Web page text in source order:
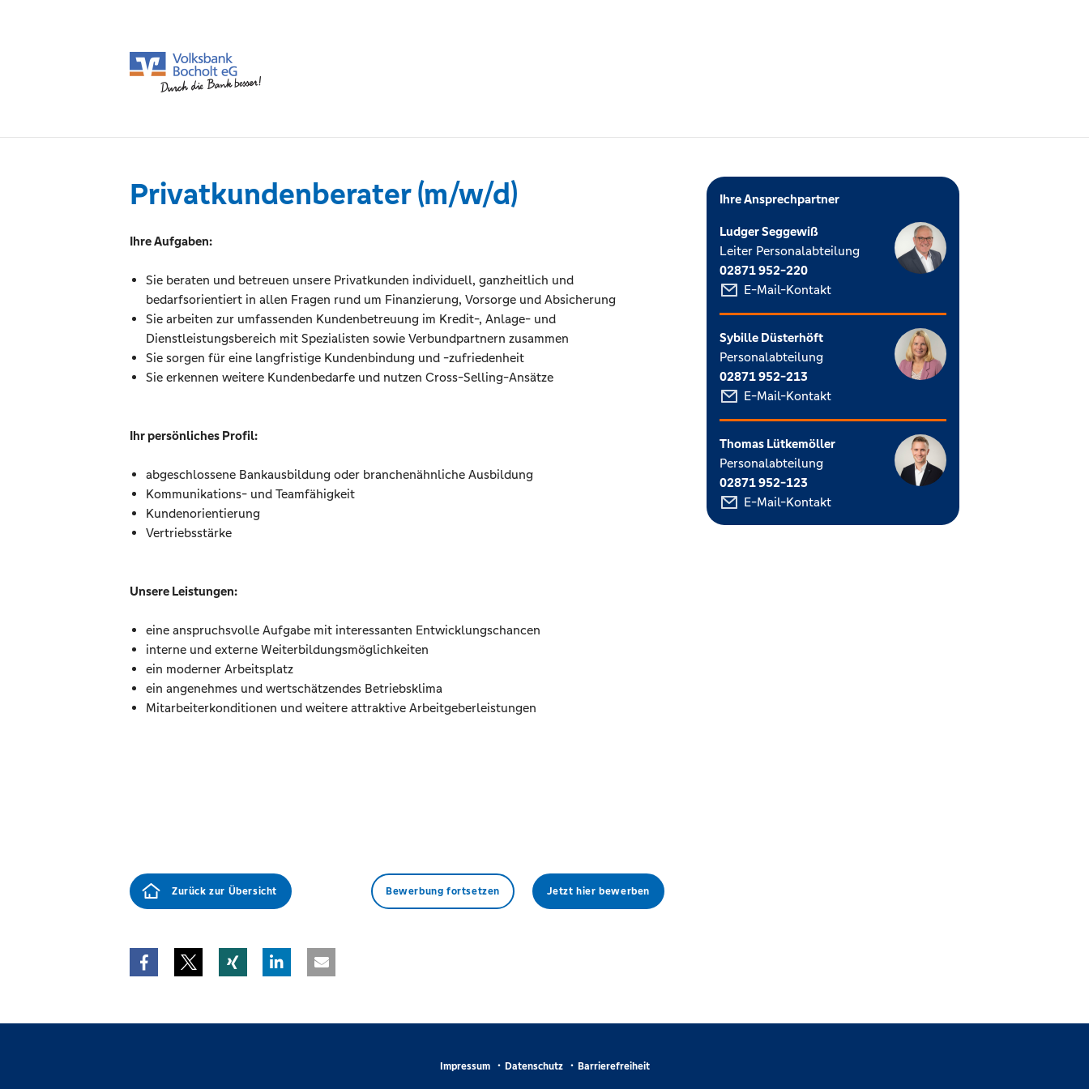
Ihre Ansprechpartner
Ludger Seggewiß
Leiter Personalabteilung
02871 952-220
E-Mail-Kontakt
Sybille Düsterhöft
Personalabteilung
02871 952-213
E-Mail-Kontakt
Thomas Lütkemöller
Personalabteilung
02871 952-123
E-Mail-Kontakt
Privatkundenberater (m/w/d)
Ihre Aufgaben:
Sie beraten und betreuen unsere Privatkunden individuell, ganzheitlich und
bedarfsorientiert in allen Fragen rund um Finanzierung, Vorsorge und Absicherung
Sie arbeiten zur umfassenden Kundenbetreuung im Kredit-, Anlage- und
Dienstleistungsbereich mit Spezialisten sowie Verbundpartnern zusammen
Sie sorgen für eine langfristige Kundenbindung und -zufriedenheit
Sie erkennen weitere Kundenbedarfe und nutzen Cross-Selling-Ansätze
Ihr persönliches Profil:
abgeschlossene Bankausbildung oder branchenähnliche Ausbildung
Kommunikations- und Teamfähigkeit
Kundenorientierung
Vertriebsstärke
Unsere Leistungen:
eine anspruchsvolle Aufgabe mit interessanten Entwicklungschancen
interne und externe Weiterbildungsmöglichkeiten
ein moderner Arbeitsplatz
ein angenehmes und wertschätzendes Betriebsklima
Mitarbeiterkonditionen und weitere attraktive Arbeitgeberleistungen
Jetzt hier bewerben
Bewerbung fortsetzen
Zurück zur Übersicht
Impressum Datenschutz Barrierefreiheit